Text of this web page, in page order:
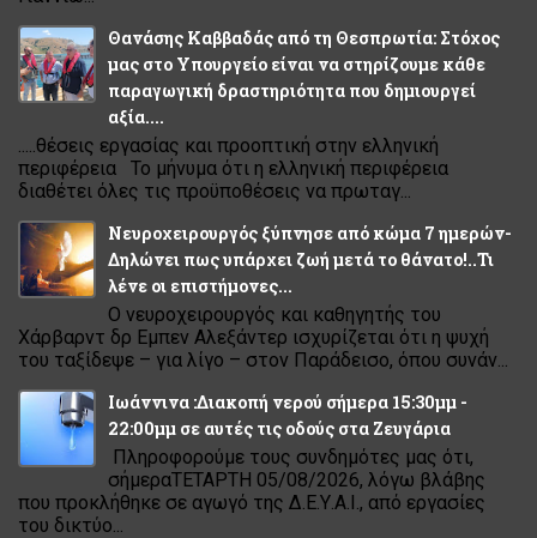
Θανάσης Καββαδάς από τη Θεσπρωτία: Στόχος
μας στο Υπουργείο είναι να στηρίζουμε κάθε
παραγωγική δραστηριότητα που δημιουργεί
αξία....
.....θέσεις εργασίας και προοπτική στην ελληνική
περιφέρεια Το μήνυμα ότι η ελληνική περιφέρεια
διαθέτει όλες τις προϋποθέσεις να πρωταγ...
Νευροχειρουργός ξύπνησε από κώμα 7 ημερών-
Δηλώνει πως υπάρχει ζωή μετά το θάνατο!..Τι
λένε οι επιστήμονες...
Ο νευροχειρουργός και καθηγητής του
Χάρβαρντ δρ Εμπεν Αλεξάντερ ισχυρίζεται ότι η ψυχή
του ταξίδεψε – για λίγο – στον Παράδεισο, όπου συνάν...
Ιωάννινα :Διακοπή νερού σήμερα 15:30μμ -
22:00μμ σε αυτές τις οδούς στα Ζευγάρια
Πληροφορούμε τους συνδημότες μας ότι,
σήμεραΤΕΤΑΡΤΗ 05/08/2026, λόγω βλάβης
που προκλήθηκε σε αγωγό της Δ.Ε.Υ.Α.Ι., από εργασίες
του δικτύο...